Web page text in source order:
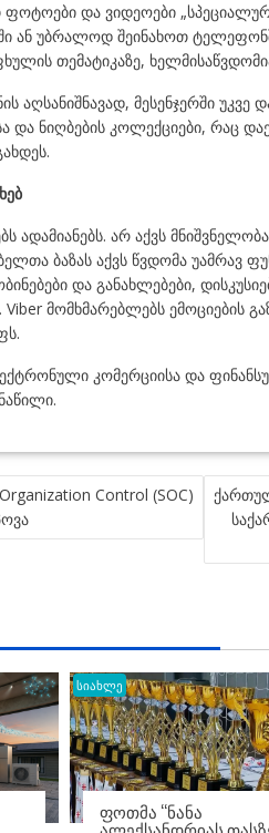
და ვიდეოები
ან უბრალოდ შეინახოთ
თემატიკაზე,
აღსანიშნავად, მესენჯერში
და ნიღბების კოლექციები, რაც
ადამიანებს. არ აქვს
ბაზას აქვს წვდომა უამრავ
და განახლებები,
Viber მომხმარებლებს ემოციების
კომერციისა და
Control (SOC)
სიახლე
ᲤᲝᲗᲛᲐ “ᲜᲐᲜᲐ
ᲐᲚᲔᲥᲡᲐᲜᲓᲠᲘᲐᲡ